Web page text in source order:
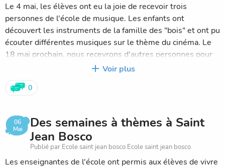
Le 4 mai, les élèves ont eu la joie de recevoir trois
personnes de l'école de musique. Les enfants ont
découvert les instruments de la famille des "bois" et ont pu
écouter différentes musiques sur le thème du cinéma. Le
18 mai prochain, nous recevrons d'autres personnes pour
découvrir les instruments de la famille des "cuivres".
Voir plus
0
06
Mai
Des semaines à thèmes à Saint
Jean Bosco
Publié par Ecole saint jean bosco Ecole saint jean bosco
Les enseignantes de l'école ont permis aux élèves de vivre